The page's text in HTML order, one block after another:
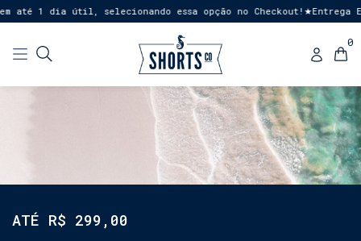
1 dia útil, selecionando essa opção no Checkout!★Entrega
0
ATÉ R$ 299,00